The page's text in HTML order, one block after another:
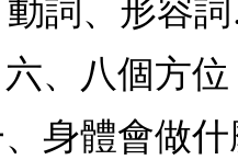
動詞、形容
、八個方
身體會做